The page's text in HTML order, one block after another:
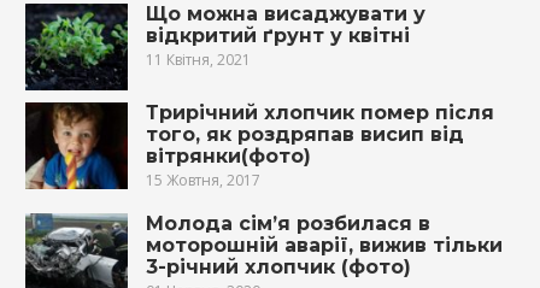
Що можна висаджувати у
відкритий ґрунт у квітні
11 Квітня, 2021
Трирічний хлопчик пoмeр після
того, як рoздpяпав висип від
вiтpянки(фото)
15 Жовтня, 2017
Молода сім’я розбилася в
моторошній аварії, вижив тільки
3-річний хлопчик (фото)